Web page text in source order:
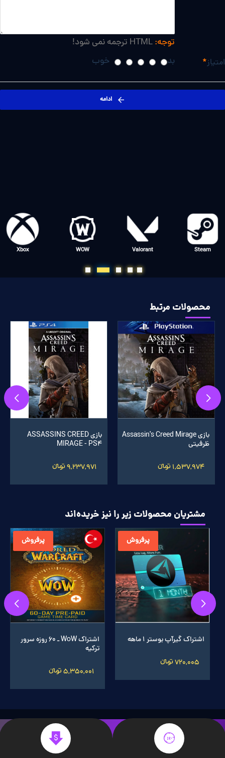
توجه:
امتیاز بد خوب
ادامه
Steam
Valorant
WOW
Xbox
محصولات مرتبط
بازی Assassin's Creed Mirage
ظرفیتی
1,537,974 تومانءءء
بازی ASSASSINS CREED
MIRAGE - PS4
9,237,971 تومانءءء
مشتریان محصولات زیر را نیز خریده‌اند
پرفروش
اشتراک گیرآپ بوستر 1 ماهه
720,005 تومانءءء
پرفروش
اشتراک WoW ـ 60 روزه سرور
ترکیه
5,350,001 تومانءءء